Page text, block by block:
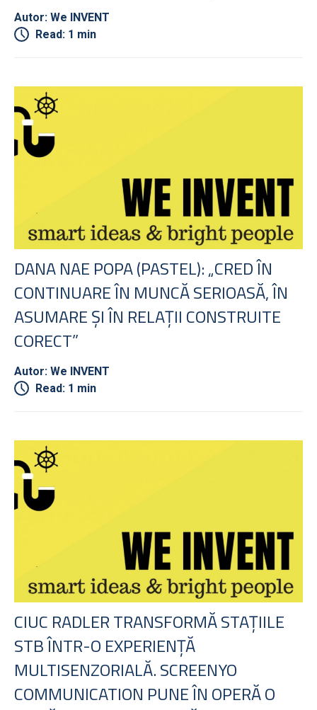
Autor: We INVENT
Read: 1 min
DANA NAE POPA (PASTEL): „CRED ÎN
CONTINUARE ÎN MUNCĂ SERIOASĂ, ÎN
ASUMARE ȘI ÎN RELAȚII CONSTRUITE
CORECT”
Autor: We INVENT
Read: 1 min
CIUC RADLER TRANSFORMĂ STAȚIILE
STB ÎNTR-O EXPERIENȚĂ
MULTISENZORIALĂ. SCREENYO
COMMUNICATION PUNE ÎN OPERĂ O